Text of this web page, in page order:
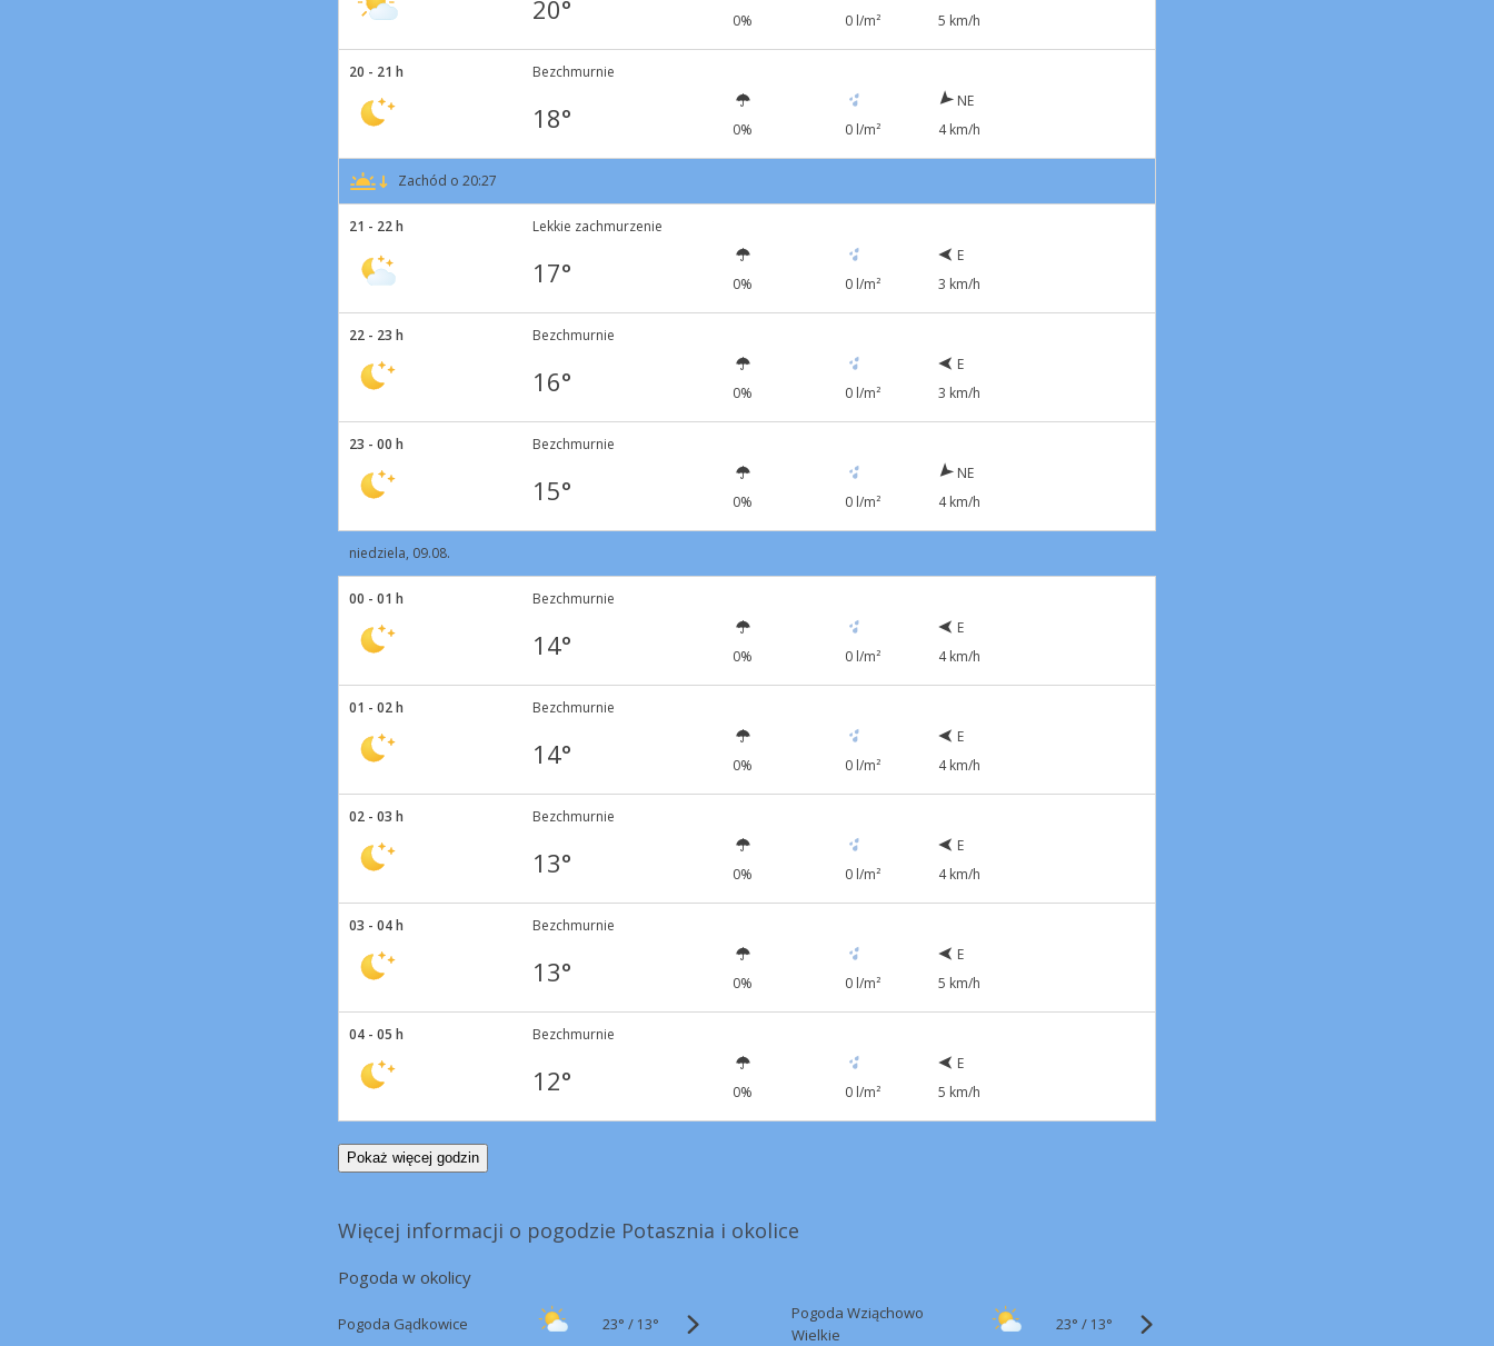
20° 0% 0 l/m²
5 km/h
20 - 21 h Bezchmurnie
18° 0% 0 l/m²
NE
4 km/h
Zachód o 20:27
21 - 22 h Lekkie zachmurzenie
17° 0% 0 l/m²
E
3 km/h
22 - 23 h Bezchmurnie
16° 0% 0 l/m²
E
3 km/h
23 - 00 h Bezchmurnie
15° 0% 0 l/m²
NE
4 km/h
niedziela, 09.08.
00 - 01 h Bezchmurnie
14° 0% 0 l/m²
E
4 km/h
01 - 02 h Bezchmurnie
14° 0% 0 l/m²
E
4 km/h
02 - 03 h Bezchmurnie
13° 0% 0 l/m²
E
4 km/h
03 - 04 h Bezchmurnie
13° 0% 0 l/m²
E
5 km/h
04 - 05 h Bezchmurnie
12° 0% 0 l/m²
E
5 km/h
Pokaż więcej godzin
Więcej informacji o pogodzie Potasznia i okolice
Pogoda w okolicy
Pogoda Gądkowice 23° / 13°
Pogoda Wziąchowo
Wielkie
23° / 13°